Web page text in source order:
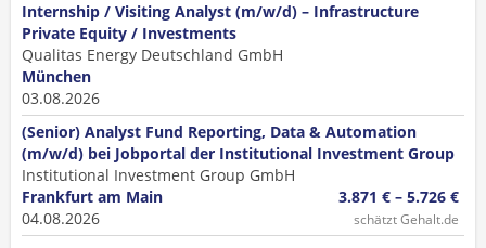
Internship / Visiting Analyst (m/w/d) – Infrastructure
Private Equity / Investments
Qualitas Energy Deutschland GmbH
München
03.08.2026
(Senior) Analyst Fund Reporting, Data & Automation
(m/w/d) bei Jobportal der Institutional Investment Group
Institutional Investment Group GmbH
Frankfurt am Main
04.08.2026
3.871 € – 5.726 €
schätzt Gehalt.de